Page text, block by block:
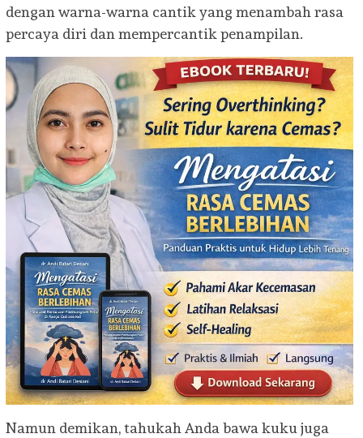
dengan warna-warna cantik yang menambah rasa
percaya diri dan mempercantik penampilan.
Namun demikan, tahukah Anda bawa kuku juga